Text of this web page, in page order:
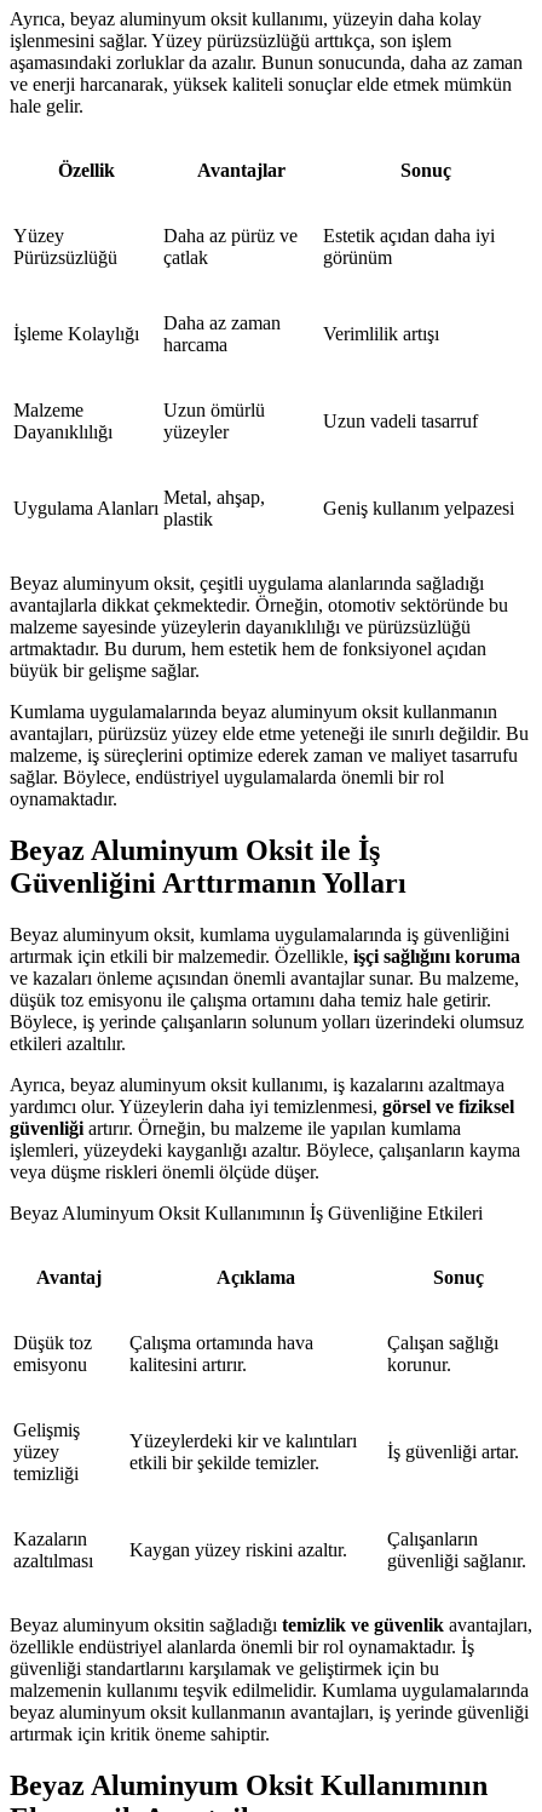
Ayrıca, beyaz aluminyum oksit kullanımı, yüzeyin daha kolay
işlenmesini sağlar. Yüzey pürüzsüzlüğü arttıkça, son işlem
aşamasındaki zorluklar da azalır. Bunun sonucunda, daha az zaman
ve enerji harcanarak, yüksek kaliteli sonuçlar elde etmek mümkün
hale gelir.
Özellik Avantajlar Sonuç
Yüzey
Pürüzsüzlüğü
Daha az pürüz ve
çatlak
Estetik açıdan daha iyi
görünüm
İşleme Kolaylığı
Daha az zaman
harcama
Verimlilik artışı
Malzeme
Dayanıklılığı
Uzun ömürlü
yüzeyler
Uzun vadeli tasarruf
Uygulama Alanları
Metal, ahşap,
plastik
Geniş kullanım yelpazesi
Beyaz aluminyum oksit, çeşitli uygulama alanlarında sağladığı
avantajlarla dikkat çekmektedir. Örneğin, otomotiv sektöründe bu
malzeme sayesinde yüzeylerin dayanıklılığı ve pürüzsüzlüğü
artmaktadır. Bu durum, hem estetik hem de fonksiyonel açıdan
büyük bir gelişme sağlar.
Kumlama uygulamalarında beyaz aluminyum oksit kullanmanın
avantajları, pürüzsüz yüzey elde etme yeteneği ile sınırlı değildir. Bu
malzeme, iş süreçlerini optimize ederek zaman ve maliyet tasarrufu
sağlar. Böylece, endüstriyel uygulamalarda önemli bir rol
oynamaktadır.
Beyaz Aluminyum Oksit ile İş
Güvenliğini Arttırmanın Yolları
Beyaz aluminyum oksit, kumlama uygulamalarında iş güvenliğini
artırmak için etkili bir malzemedir. Özellikle, işçi sağlığını koruma
ve kazaları önleme açısından önemli avantajlar sunar. Bu malzeme,
düşük toz emisyonu ile çalışma ortamını daha temiz hale getirir.
Böylece, iş yerinde çalışanların solunum yolları üzerindeki olumsuz
etkileri azaltılır.
Ayrıca, beyaz aluminyum oksit kullanımı, iş kazalarını azaltmaya
yardımcı olur. Yüzeylerin daha iyi temizlenmesi, görsel ve fiziksel
güvenliği artırır. Örneğin, bu malzeme ile yapılan kumlama
işlemleri, yüzeydeki kayganlığı azaltır. Böylece, çalışanların kayma
veya düşme riskleri önemli ölçüde düşer.
Beyaz Aluminyum Oksit Kullanımının İş Güvenliğine Etkileri
Avantaj Açıklama Sonuç
Düşük toz
emisyonu
Çalışma ortamında hava
kalitesini artırır.
Çalışan sağlığı
korunur.
Gelişmiş
yüzey
temizliği
Yüzeylerdeki kir ve kalıntıları
etkili bir şekilde temizler.
İş güvenliği artar.
Kazaların
azaltılması
Kaygan yüzey riskini azaltır.
Çalışanların
güvenliği sağlanır.
Beyaz aluminyum oksitin sağladığı temizlik ve güvenlik avantajları,
özellikle endüstriyel alanlarda önemli bir rol oynamaktadır. İş
güvenliği standartlarını karşılamak ve geliştirmek için bu
malzemenin kullanımı teşvik edilmelidir. Kumlama uygulamalarında
beyaz aluminyum oksit kullanmanın avantajları, iş yerinde güvenliği
artırmak için kritik öneme sahiptir.
Beyaz Aluminyum Oksit Kullanımının